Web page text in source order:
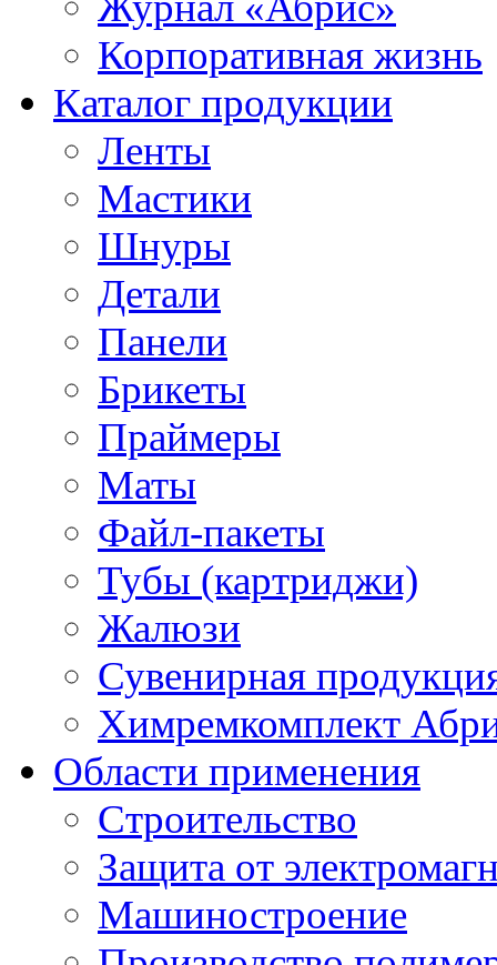
Корпоративная жизнь
Каталог продукции
Ленты
Мастики
Шнуры
Детали
Панели
Брикеты
Праймеры
Маты
Файл-пакеты
Тубы (картриджи)
Жалюзи
Сувенирная
Химремкомплект
Области применения
Строительство
Защита от
Машиностроение